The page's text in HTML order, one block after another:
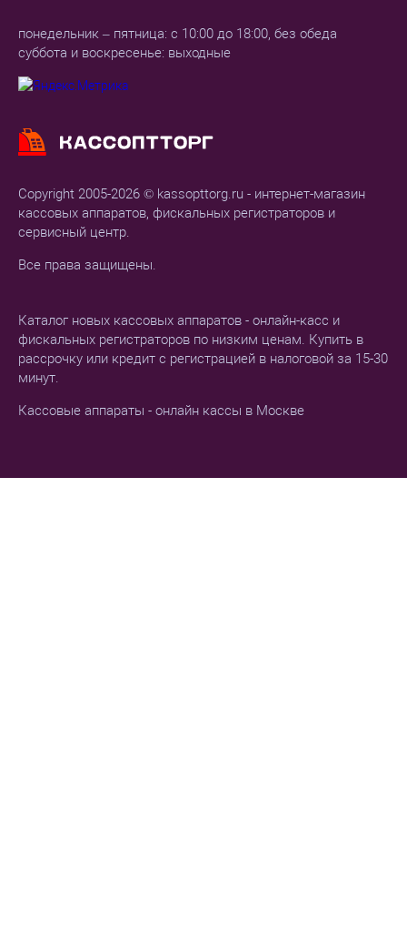
Copyright 2005-2026 © kassopttorg.ru - интернет-магазин
кассовых аппаратов, фискальных регистраторов и
сервисный центр.
Все права защищены.
Каталог новых кассовых аппаратов - онлайн-касс и
фискальных регистраторов по низким ценам. Купить в
рассрочку или кредит с регистрацией в налоговой за 15-30
минут.
Кассовые аппараты - онлайн кассы в Москве
понедельник – пятница: с 10:00 до 18:00, без обеда
суббота и воскресенье: выходные